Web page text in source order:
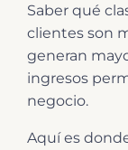
Saber qué
clientes son
generan
ingresos
negocio.
Aquí es